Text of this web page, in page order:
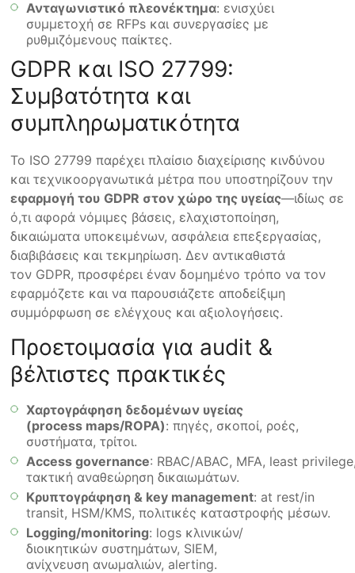
Ανταγωνιστικό πλεονέκτημα: ενισχύει
συμμετοχή σε RFPs και συνεργασίες με
ρυθμιζόμενους παίκτες.
GDPR και ISO 27799:
Συμβατότητα και
συμπληρωματικότητα
Το ISO 27799 παρέχει πλαίσιο διαχείρισης κινδύνου
και τεχνικοοργανωτικά μέτρα που υποστηρίζουν την
εφαρμογή του GDPR στον χώρο της υγείας—ιδίως σε
ό,τι αφορά νόμιμες βάσεις, ελαχιστοποίηση,
δικαιώματα υποκειμένων, ασφάλεια επεξεργασίας,
διαβιβάσεις και τεκμηρίωση. Δεν αντικαθιστά
τον GDPR, προσφέρει έναν δομημένο τρόπο να τον
εφαρμόζετε και να παρουσιάζετε αποδείξιμη
συμμόρφωση σε ελέγχους και αξιολογήσεις.
Προετοιμασία για audit &
βέλτιστες πρακτικές
Χαρτογράφηση δεδομένων υγείας
(process maps/ROPA): πηγές, σκοποί, ροές,
συστήματα, τρίτοι.
Access governance: RBAC/ABAC, MFA, least
τακτική αναθεώρηση δικαιωμάτων.
Κρυπτογράφηση & key management: at rest/in
transit, HSM/KMS, πολιτικές καταστροφής μέσων.
Logging/monitoring: logs κλινικών/
διοικητικών συστημάτων, SIEM,
ανίχνευση ανωμαλιών, alerting.